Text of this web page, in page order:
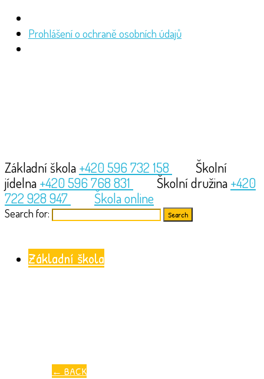
Prohlášení o ochraně osobních údajů
Základní škola +420 596 732 158
Školní
jídelna +420 596 768 831 Školní družina +420
722 928 947
Škola online
Search for:
Základní škola
← BACK